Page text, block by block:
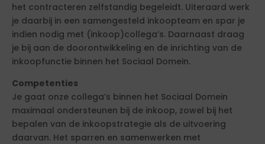
het contracteren zelfstandig begeleidt. Uiteraard werk
je daarbij in een samengesteld inkoopteam en spar je
indien nodig met (inkoop)collega’s. Daarnaast draag
je bij aan de doorontwikkeling en de inrichting van de
inkoopfunctie binnen het Sociaal Domein.
Competenties
Je gaat onze collega’s binnen het Sociaal Domein
maximaal ondersteunen bij de inkoop, zowel bij het
bepalen van de inkoopstrategie als de uitvoering
daarvan. Het sparren en samenwerken met